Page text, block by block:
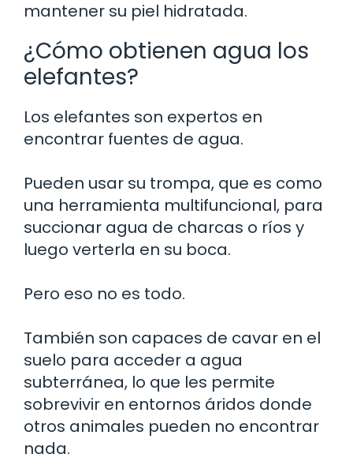
mantener su piel hidratada.
¿Cómo obtienen agua los
elefantes?
Los elefantes son expertos en
encontrar fuentes de agua.
Pueden usar su trompa, que es como
una herramienta multifuncional, para
succionar agua de charcas o ríos y
luego verterla en su boca.
Pero eso no es todo.
También son capaces de cavar en el
suelo para acceder a agua
subterránea, lo que les permite
sobrevivir en entornos áridos donde
otros animales pueden no encontrar
nada.